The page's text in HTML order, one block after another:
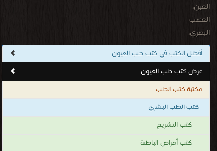
العين،
العصب
البصري،
والمناطق
المحيطة
بالعين
مثل:
الجهاز
الدمعي
وجفني
أفضل الكتب في كتب طب العيون
عرض كتب طب العيون
مكتبة كتب الطب
كتب الطب البشري
كتب التشريح
كتب أمراض الباطنة